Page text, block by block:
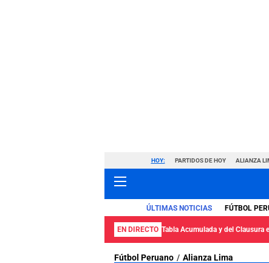
HOY: PARTIDOS DE HOY ALIANZA
ÚLTIMAS NOTICIAS FÚTBOL
EN DIRECTO Tabla Acumulada y del Clausura
Fútbol Peruano Alianza Lima